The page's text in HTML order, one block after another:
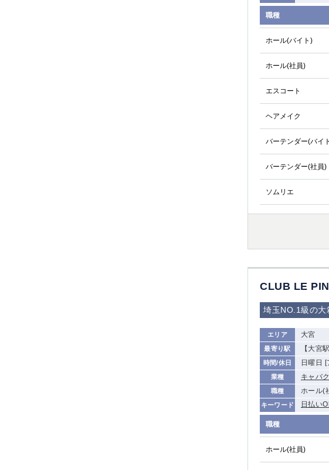
職種
ホール(バイト)
ホール(社員)
エスコート
ヘアメイク
バーテンダー(バイ
バーテンダー(社員)
ソムリエ
CLUB LE
埼玉NO.1級の
エリア 大宮
最寄り駅 【大宮
時間/休日 日曜日
業種 キャバ
職種 ホール(
キーワード 日払い
職種
ホール(社員)